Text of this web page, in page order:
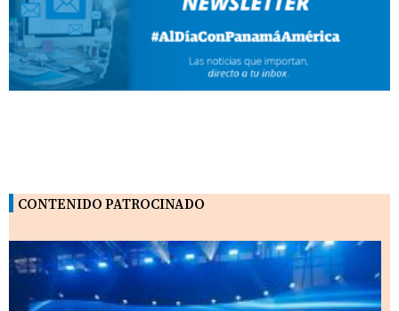
CONTENIDO PATROCINADO